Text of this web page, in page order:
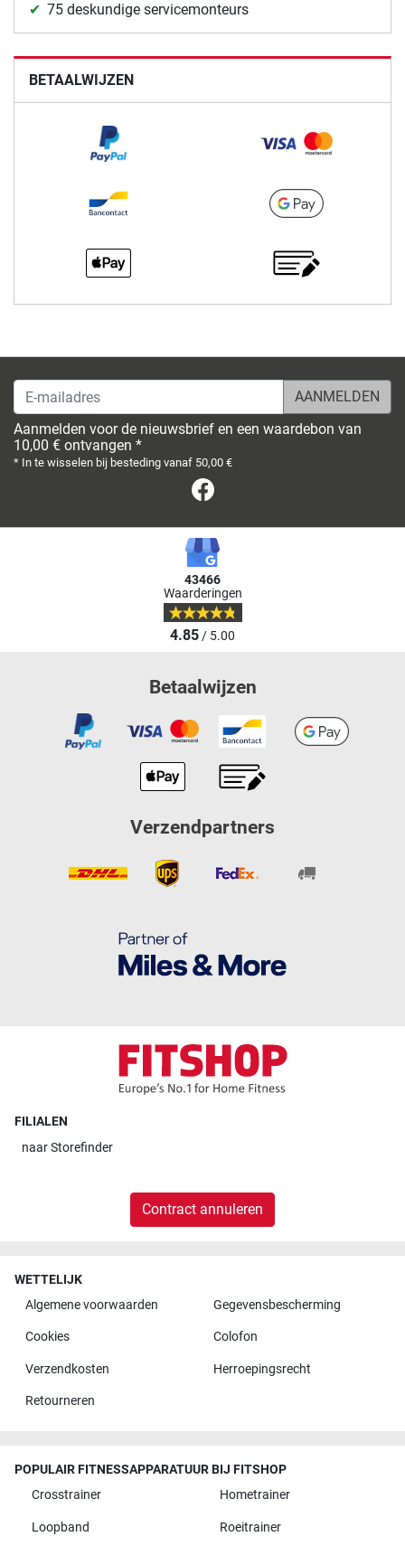
75 deskundige servicemonteurs
BETAALWIJZEN
E-mailadres
Aanmelden voor de nieuwsbrief en een waardebon van
10,00 € ontvangen *
* In te wisselen bij besteding vanaf 50,00 €
43466
Waarderingen
4.85/ 5.00
Betaalwijzen
Verzendpartners
FILIALEN
naarStorefinder
Contract annuleren
WETTELIJK
Algemene voorwaarden
Gegevensbescherming
Cookies Colofon
Verzendkosten Herroepingsrecht
Retourneren
POPULAIR FITNESSAPPARATUUR BIJ FITSHOP
Crosstrainer
Hometrainer
Loopband Roeitrainer